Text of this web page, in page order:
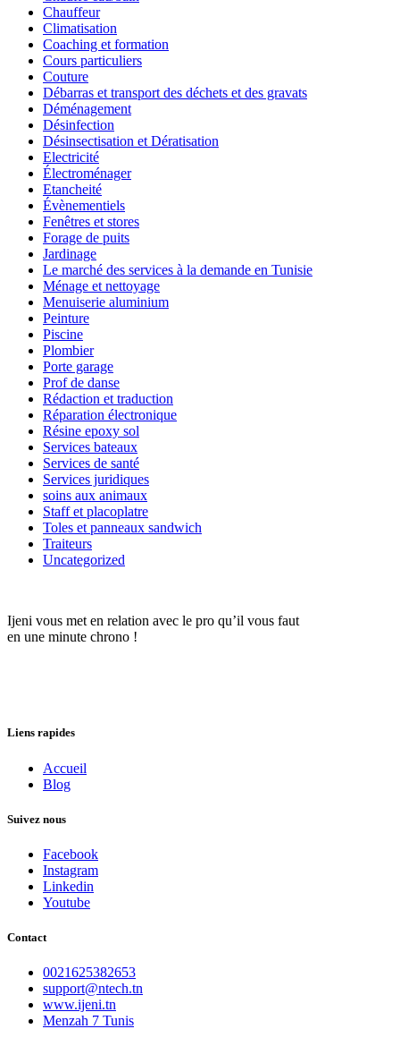
Chauffeur
Climatisation
Coaching et formation
Cours particuliers
Couture
Débarras et transport des déchets et des gravats
Déménagement
Désinfection
Désinsectisation et Dératisation
Electricité
Électroménager
Etancheité
Évènementiels
Fenêtres et stores
Forage de puits
Jardinage
Le marché des services à la demande en Tunisie
Ménage et nettoyage
Menuiserie aluminium
Peinture
Piscine
Plombier
Porte garage
Prof de danse
Rédaction et traduction
Réparation électronique
Résine epoxy sol
Services bateaux
Services de santé
Services juridiques
soins aux animaux
Staff et placoplatre
Toles et panneaux sandwich
Traiteurs
Uncategorized
Ijeni vous met en relation avec le pro qu’il vous faut
en une minute chrono !
Liens rapides
Accueil
Blog
Suivez nous
Facebook
Instagram
Linkedin
Youtube
Contact
0021625382653
support@ntech.tn
www.ijeni.tn
Menzah 7 Tunis